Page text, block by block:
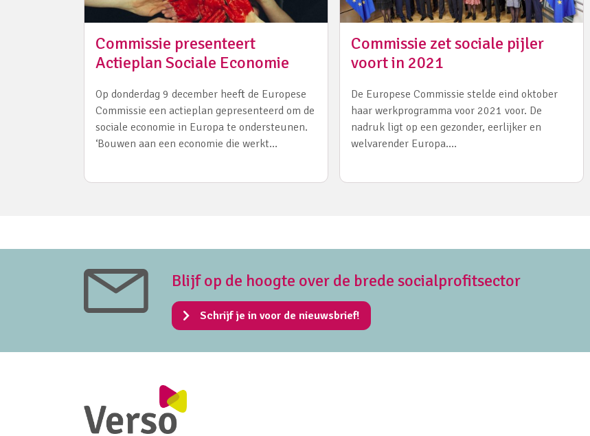
Commissie presenteert
Actieplan Sociale Economie
Op donderdag 9 december heeft de Europese
Commissie een actieplan gepresenteerd om de
sociale economie in Europa te ondersteunen.
‘Bouwen aan een economie die werkt…
Commissie zet sociale pijler
voort in 2021
De Europese Commissie stelde eind oktober
haar werkprogramma voor 2021 voor. De
nadruk ligt op een gezonder, eerlijker en
welvarender Europa.…
Blijf op de hoogte over de brede socialprofitsector
Schrijf je in voor de nieuwsbrief!